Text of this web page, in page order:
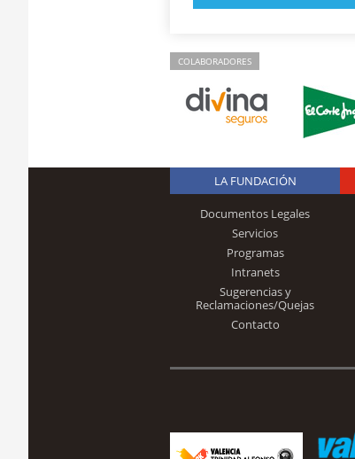
COLABORADORES
LA FUNDACIÓN
Documentos Legales
Servicios
Programas
Intranets
Sugerencias y
Reclamaciones/Quejas
Contacto